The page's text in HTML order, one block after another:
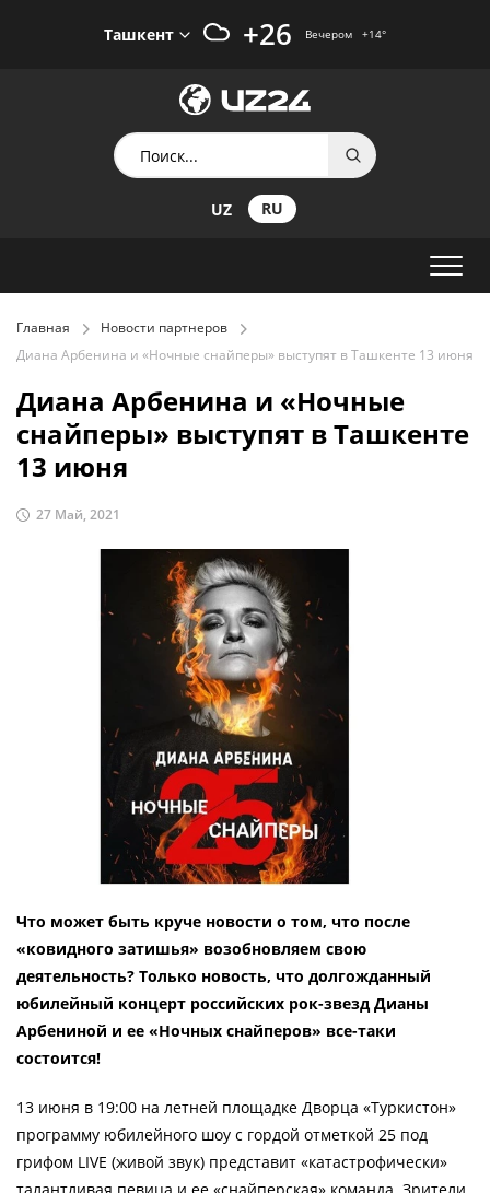
Ташкент +26 Вечером +14°
UZ RU
Главная
Новости партнеров
Диана Арбенина и «Ночные снайперы» выступят в Ташкенте 13 июня
Диана Арбенина и «Ночные
снайперы» выступят в Ташкенте
13 июня
27 Май, 2021
Что может быть круче новости о том, что после
«ковидного затишья» возобновляем свою
деятельность? Только новость, что долгожданный
юбилейный концерт российских рок-звезд Дианы
Арбениной и ее «Ночных снайперов» все-таки
состоится!
13 июня в 19:00 на летней площадке Дворца «Туркистон»
программу юбилейного шоу с гордой отметкой 25 под
грифом LIVE (живой звук) представит «катастрофически»
талантливая певица и ее «снайперская» команда. Зрители